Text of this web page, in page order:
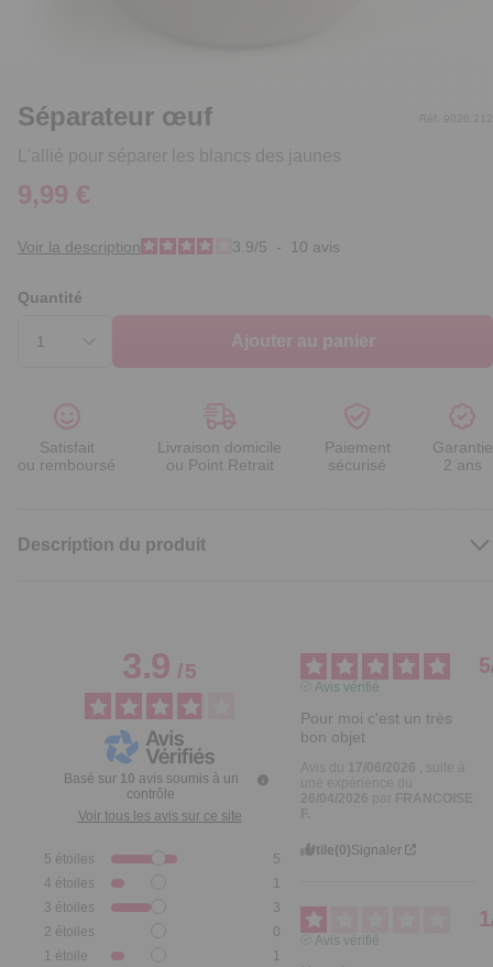
Séparateur œuf
L'allié pour séparer les blancs des jaunes
Réf. 9026.212
9,99 €
Voir la description 3.9/5 - 10 avis
Quantité
Ajouter au panier
Satisfait
ou remboursé
Livraison domicile
ou Point Retrait
Paiement
sécurisé
Garantie
2 ans
Description du produit
3.9/5
Basé sur 10 avis soumis à un
contrôle
Voir tous les avis sur ce site
5 étoiles
5
4 étoiles
1
3 étoiles
3
2 étoiles
0
1 étoile 1
5
Avis vérifié
Pour moi c'est un très
bon objet
Utile(0)Signaler
1
Avis vérifié